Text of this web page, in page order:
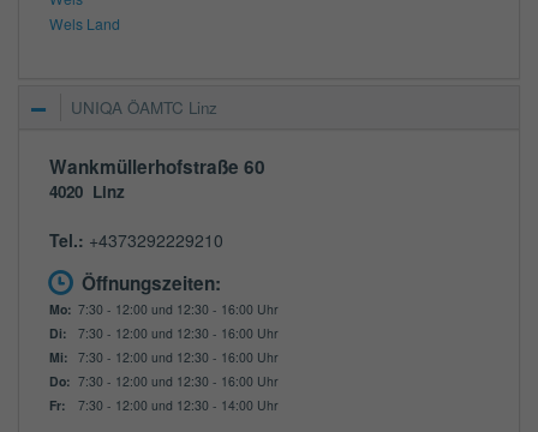
Wels Land
UNIQA ÖAMTC Linz
Wankmüllerhofstraße 60
4020 Linz
Tel.: +4373292229210
Öffnungszeiten:
Mo: 7:30 - 12:00 und 12:30 - 16:00 Uhr
Di:
7:30 - 12:00 und 12:30 - 16:00 Uhr
Mi: 7:30 - 12:00 und 12:30 - 16:00 Uhr
Do: 7:30 - 12:00 und 12:30 - 16:00 Uhr
Fr:
7:30 - 12:00 und 12:30 - 14:00 Uhr